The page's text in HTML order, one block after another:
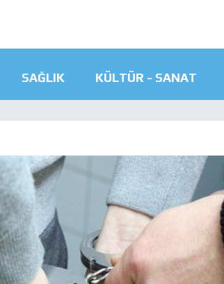
SAĞLIK KÜLTÜR - SANAT